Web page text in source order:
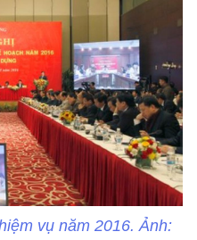
vụ năm 2016. Ảnh: